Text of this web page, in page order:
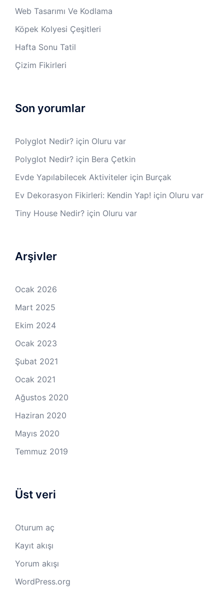
Web Tasarımı Ve Kodlama
Köpek Kolyesi Çeşitleri
Hafta Sonu Tatil
Çizim Fikirleri
Son yorumlar
Polyglot Nedir? için Oluru var
Polyglot Nedir? için Bera Çetkin
Evde Yapılabilecek Aktiviteler için Burçak
Ev Dekorasyon Fikirleri: Kendin Yap! için Oluru var
Tiny House Nedir? için Oluru var
Arşivler
Ocak 2026
Mart 2025
Ekim 2024
Ocak 2023
Şubat 2021
Ocak 2021
Ağustos 2020
Haziran 2020
Mayıs 2020
Temmuz 2019
Üst veri
Oturum aç
Kayıt akışı
Yorum akışı
WordPress.org